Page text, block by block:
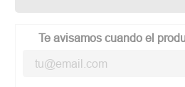
Te avisamos cuando el